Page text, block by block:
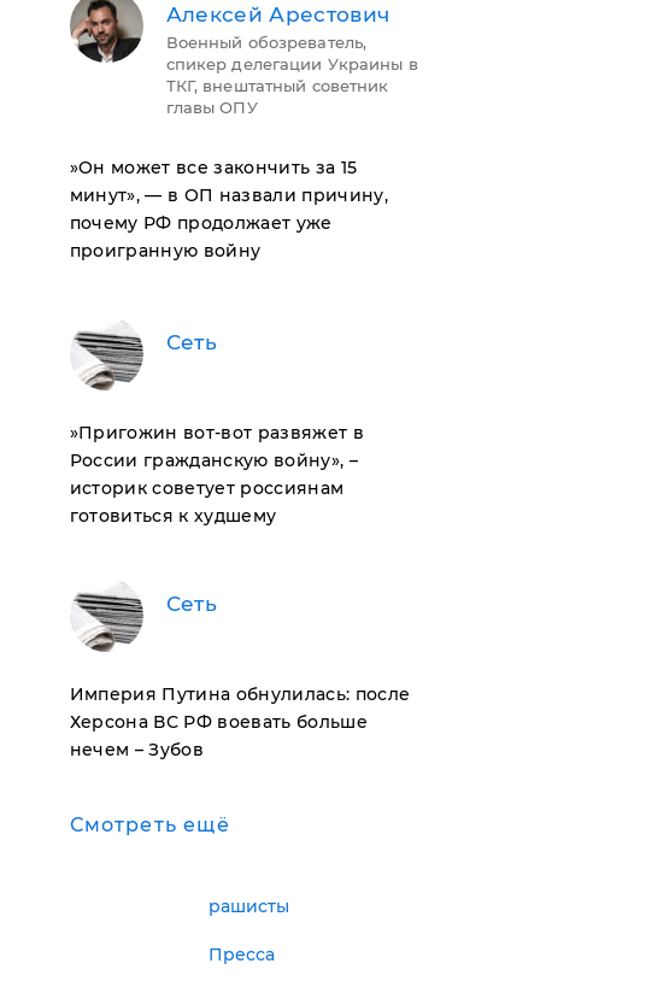
Алексей Арестович
Военный обозреватель,
спикер делегации Украины в
ТКГ, внештатный советник
главы ОПУ
​»Он может все закончить за 15
минут», — в ОП назвали причину,
почему РФ продолжает уже
проигранную войну
Сеть
​»Пригожин вот-вот развяжет в
России гражданскую войну», –
историк советует россиянам
готовиться к худшему
Сеть
Империя Путина обнулилась: после
Херсона ВС РФ воевать больше
нечем – Зубов
Смотреть ещё
рашисты
Пресса